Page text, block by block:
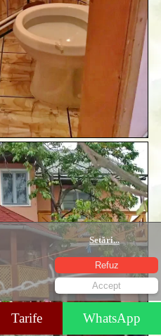
Tarife WhatsApp
Setări...
Refuz
Accept